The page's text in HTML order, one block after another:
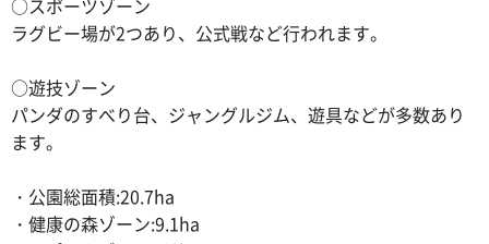
○スポーツゾーン
ラグビー場が2つあり、公式戦など行われます。
○遊技ゾーン
パンダのすべり台、ジャングルジム、遊具などが多数あり
ます。
・公園総面積:20.7ha
・健康の森ゾーン:9.1ha